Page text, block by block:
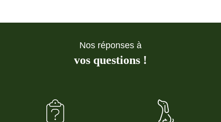
Nos réponses à
vos questions !